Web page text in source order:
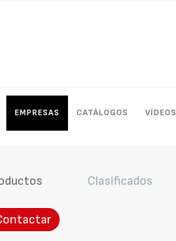
EMPRESAS CATÁLOGOS VÍDEOS
Clasificados